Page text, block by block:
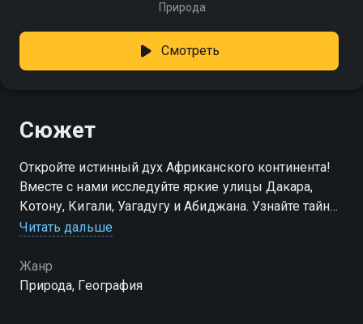
Природа
Смотреть
Сюжет
Откройте истинный дух Африканского континента!
Вместе с нами исследуйте яркие улицы Дакара,
Котону, Кигали, Уагадугу и Абиджана. Узнайте тайны
больших городов, скрытых от массового туризма
Читать дальше
Жанр
Природа, География